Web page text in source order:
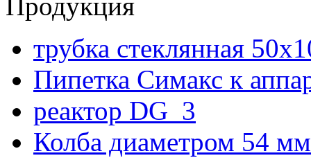
Продукция
трубка стеклянная
Пипетка Симакс к
реактор DG_3
Колба диаметром 54 мм